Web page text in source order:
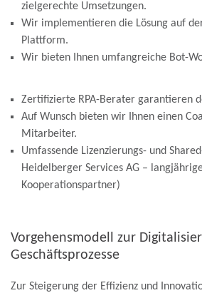
zielgerechte Umsetzungen.
Wir implementieren die Lösung auf
Plattform.
Wir bieten Ihnen umfangreiche Bot-
Zertifizierte RPA-Berater garantieren
Auf Wunsch bieten wir Ihnen einen
Mitarbeiter.
Umfassende Lizenzierungs- und
Heidelberger Services AG –
Kooperationspartner)
Vorgehensmodell zur
Geschäftsprozesse
Zur Steigerung der Effizienz und